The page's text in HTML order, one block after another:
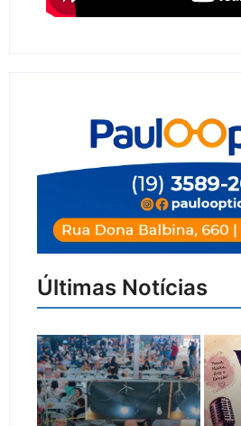
Últimas Notícias